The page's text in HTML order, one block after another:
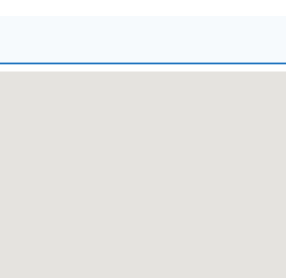
す。駐車場も完備されているので、ゆっくりと